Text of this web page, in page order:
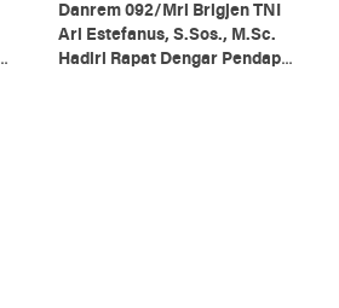
Danrem 092/Mrl Brigjen TNI
Ari Estefanus, S.Sos., M.Sc.
Hadiri Rapat Dengar Pendapat